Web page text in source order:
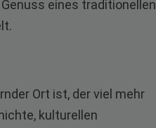
eines traditionellen
Ort ist, der viel mehr
kulturellen